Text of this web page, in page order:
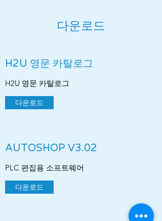
​다운로드
H2U 영문 카탈로그
H2U 영문 카탈로그
다운로드
AUTOSHOP V3.02
PLC 편집용 소프트웨어
다운로드